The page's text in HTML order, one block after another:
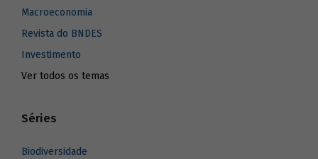
Macroeconomia
Revista do BNDES
Investimento
Ver todos os temas
Séries
Biodiversidade